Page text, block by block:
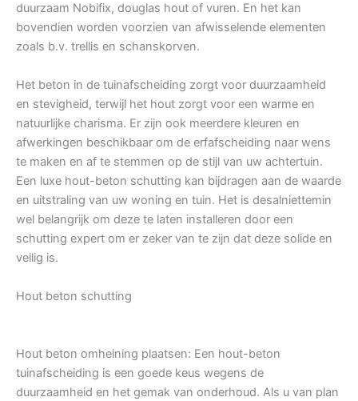
duurzaam Nobifix, douglas hout of vuren. En het kan
bovendien worden voorzien van afwisselende elementen
zoals b.v. trellis en schanskorven.
Het beton in de tuinafscheiding zorgt voor duurzaamheid
en stevigheid, terwijl het hout zorgt voor een warme en
natuurlijke charisma. Er zijn ook meerdere kleuren en
afwerkingen beschikbaar om de erfafscheiding naar wens
te maken en af te stemmen op de stijl van uw achtertuin.
Een luxe hout-beton schutting kan bijdragen aan de waarde
en uitstraling van uw woning en tuin. Het is desalniettemin
wel belangrijk om deze te laten installeren door een
schutting expert om er zeker van te zijn dat deze solide en
veilig is.
Hout beton schutting
Hout beton omheining plaatsen: Een hout-beton
tuinafscheiding is een goede keus wegens de
duurzaamheid en het gemak van onderhoud. Als u van plan